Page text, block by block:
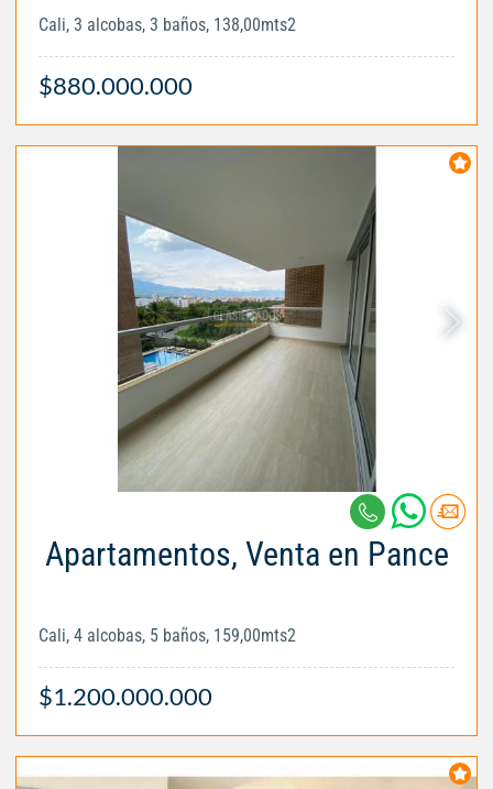
Cali, 3 alcobas, 3 baños, 138,00mts2
$880.000.000
Apartamentos, Venta en Pance
Cali, 4 alcobas, 5 baños, 159,00mts2
$1.200.000.000